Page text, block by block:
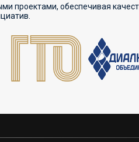
проектами, обеспечивая